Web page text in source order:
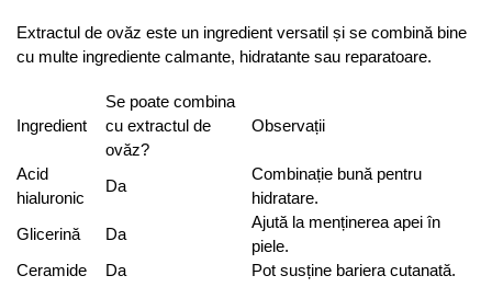
Extractul de ovăz este un ingredient versatil și se combină bine
cu multe ingrediente calmante, hidratante sau reparatoare.
Ingredient
Se poate combina
cu extractul de
ovăz?
Observații
Acid
hialuronic
Da
Combinație bună pentru
hidratare.
Glicerină
Da
Ajută la menținerea apei în
piele.
Ceramide
Da
Pot susține bariera cutanată.